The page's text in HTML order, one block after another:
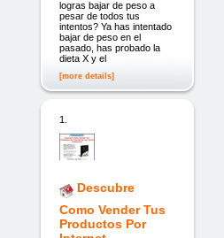
logras bajar de peso a
pesar de todos tus
intentos? Ya has intentado
bajar de peso en el
pasado, has probado la
dieta X y el
[more details]
1.
Descubre
Como Vender Tus
Productos Por